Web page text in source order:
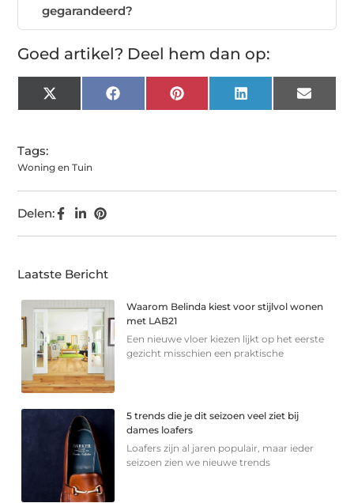
gegarandeerd?
Goed artikel? Deel hem dan op:
X
(Twitter)
FacebookPinterest LinkedIn Email
Tags:
Woning en Tuin
Delen:
Laatste Bericht
Waarom Belinda kiest voor stijlvol wonen
met LAB21
Een nieuwe vloer kiezen lijkt op het eerste
gezicht misschien een praktische
5 trends die je dit seizoen veel ziet bij
dames loafers
Loafers zijn al jaren populair, maar ieder
seizoen zien we nieuwe trends